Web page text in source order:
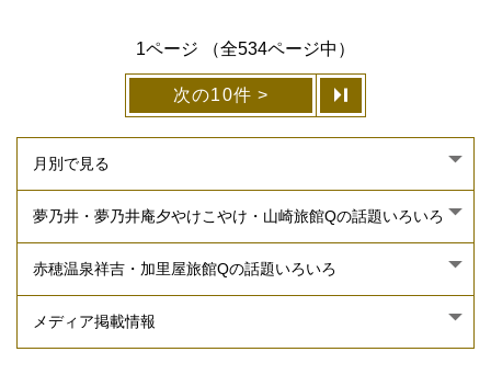
1ページ （全534ページ中）
次の10件